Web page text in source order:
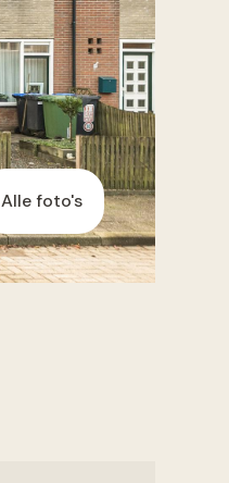
Alle foto's